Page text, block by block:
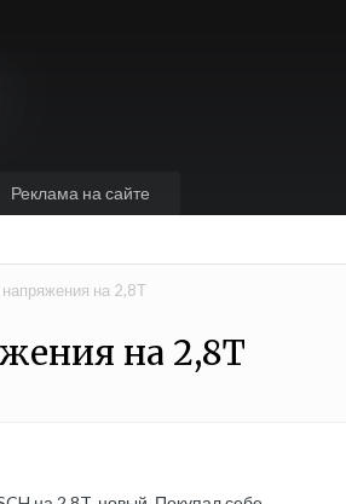
Реклама на сайте
на 2,8Т
на 2,8Т